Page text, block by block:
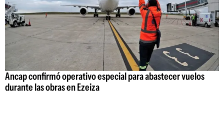
Ancap confirmó operativo especial para abastecer vuelos
durante las obras en Ezeiza